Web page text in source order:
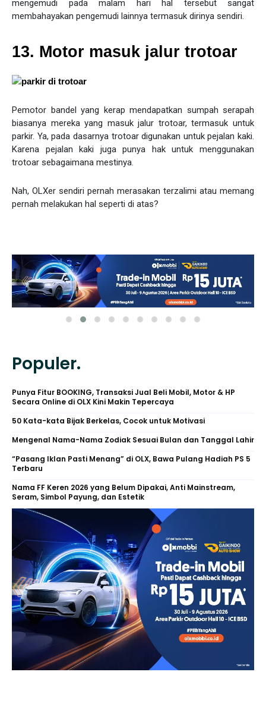
mengemudi pada malam hari hal tersebut sangat
membahayakan pengemudi lainnya termasuk dirinya sendiri.
13. Motor masuk jalur trotoar
Pemotor bandel yang kerap mendapatkan sumpah serapah
biasanya mereka yang masuk jalur trotoar, termasuk untuk
parkir. Ya, pada dasarnya trotoar digunakan untuk pejalan kaki.
Karena pejalan kaki juga punya hak untuk menggunakan
trotoar sebagaimana mestinya.
Nah, OLXer sendiri pernah merasakan terzalimi atau memang
pernah melakukan hal seperti di atas?
Populer.
Punya Fitur BOOKING, Transaksi Jual Beli Mobil, Motor & HP
Secara Online di OLX Kini Makin Tepercaya
50 Kata-kata Bijak Berkelas, Cocok untuk Motivasi
Mengenal Nama-Nama Zodiak Sesuai Bulan dan Tanggal Lahir
“Pasang Iklan Pasti Menang” di OLX, Bawa Pulang Hadiah PS 5
Terbaru
Nama FF Keren 2026 yang Belum Dipakai, Anti Mainstream,
Seram, Simbol Payung, dan Estetik